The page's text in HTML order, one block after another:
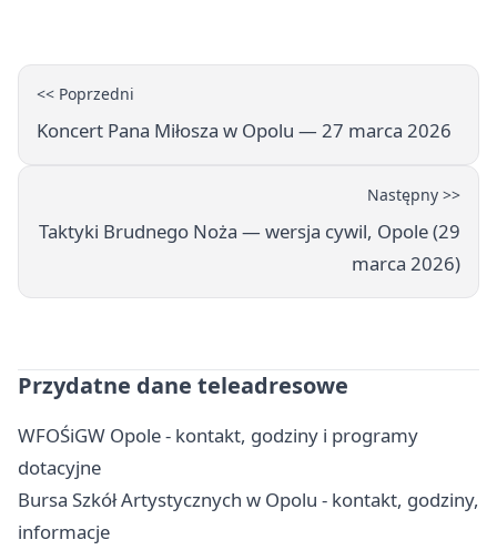
<< Poprzedni
Koncert Pana Miłosza w Opolu — 27 marca 2026
Następny >>
Taktyki Brudnego Noża — wersja cywil, Opole (29
marca 2026)
Przydatne dane teleadresowe
WFOŚiGW Opole - kontakt, godziny i programy
dotacyjne
Bursa Szkół Artystycznych w Opolu - kontakt, godziny,
informacje